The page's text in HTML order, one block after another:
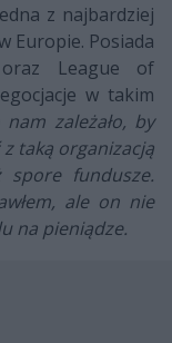
z najbardziej
Europie. Posiada
oraz League of
w takim
nam zależało, by
taką organizacją
fundusze.
ale on nie
na pieniądze.